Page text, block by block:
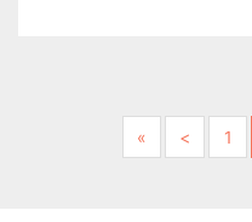
« Next< Previous
1